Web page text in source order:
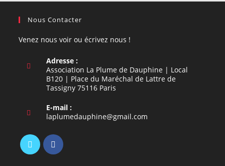
Nous Contacter
Venez nous voir ou écrivez nous !
Adresse :
Association La Plume de Dauphine | Local
B120 | Place du Maréchal de Lattre de
Tassigny 75116 Paris
E-mail :
laplumedauphine@gmail.com